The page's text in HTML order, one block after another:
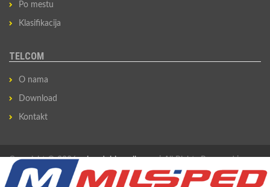
Po mestu
Klasifikacija
TELCOM
O nama
Download
Kontakt
Copyright © 2026privredni-imenik.com
Izradio Sovan